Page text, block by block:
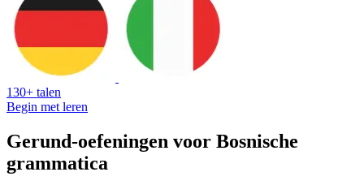
130+ talen
Begin met leren
Gerund-oefeningen voor Bosnische
grammatica